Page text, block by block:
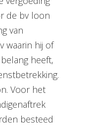
de bv loon
van
waarin hij of
heeft,
Voor het
besteed